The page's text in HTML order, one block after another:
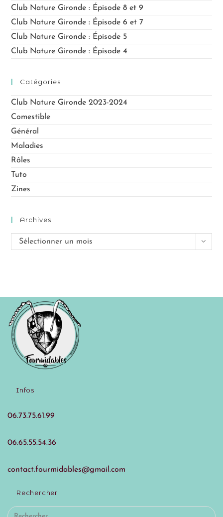
Club Nature Gironde : Épisode 8 et 9
Club Nature Gironde : Épisode 6 et 7
Club Nature Gironde : Épisode 5
Club Nature Gironde : Épisode 4
Catégories
Club Nature Gironde 2023-2024
Comestible
Général
Maladies
Rôles
Tuto
Zines
Archives
Sélectionner un mois
Infos
06.73.75.61.99
06.65.55.54.36
contact.fourmidables@gmail.com
Rechercher